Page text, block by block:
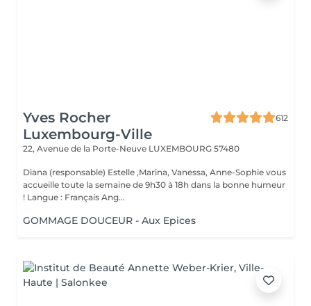
Yves Rocher
Luxembourg-Ville
612
22, Avenue de la Porte-Neuve LUXEMBOURG 57480
Diana (responsable) Estelle ,Marina, Vanessa, Anne-Sophie vous
accueille toute la semaine de 9h30 à 18h dans la bonne humeur
! Langue : Français Ang...
GOMMAGE DOUCEUR - Aux Epices